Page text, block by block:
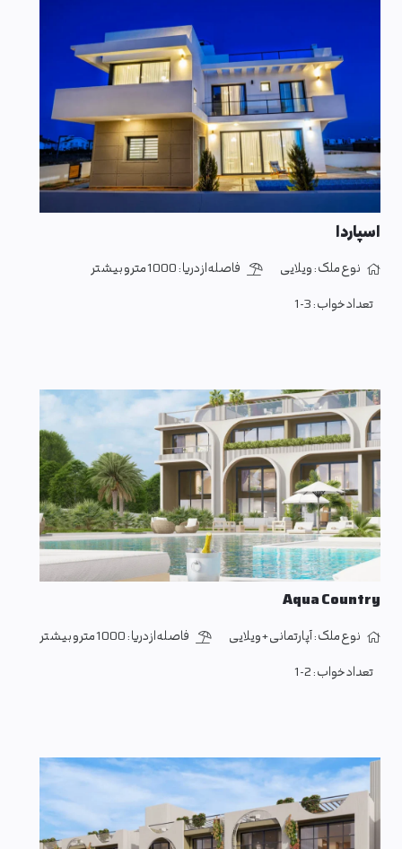
اسپاردا
نوع ملک :ویلایی فاصله از دریا :1000 متر و بیشتر
تعداد خواب :1-3
Aqua Country
نوع ملک :آپارتمانی + ویلایی فاصله از دریا :1000 متر و بیشتر
تعداد خواب :1-2